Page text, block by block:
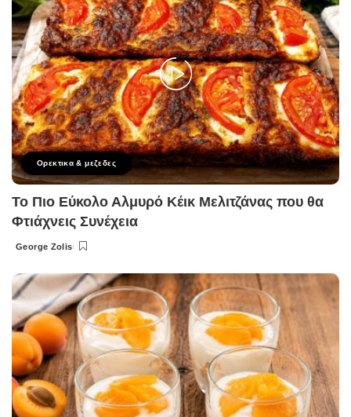
Ορεκτικα & μεζεδες
Το Πιο Εύκολο Αλμυρό Κέικ Μελιτζάνας που θα
Φτιάχνεις Συνέχεια
Posted
George Zolis